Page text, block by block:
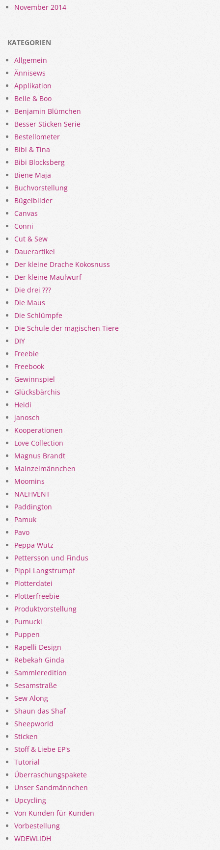
November 2014
KATEGORIEN
Allgemein
Ännisews
Applikation
Belle & Boo
Benjamin Blümchen
Besser Sticken Serie
Bestellometer
Bibi & Tina
Bibi Blocksberg
Biene Maja
Buchvorstellung
Bügelbilder
Canvas
Conni
Cut & Sew
Dauerartikel
Der kleine Drache Kokosnuss
Der kleine Maulwurf
Die drei ???
Die Maus
Die Schlümpfe
Die Schule der magischen Tiere
DIY
Freebie
Freebook
Gewinnspiel
Glücksbärchis
Heidi
janosch
Kooperationen
Love Collection
Magnus Brandt
Mainzelmännchen
Moomins
NAEHVENT
Paddington
Pamuk
Pavo
Peppa Wutz
Pettersson und Findus
Pippi Langstrumpf
Plotterdatei
Plotterfreebie
Produktvorstellung
Pumuckl
Puppen
Rapelli Design
Rebekah Ginda
Sammleredition
Sesamstraße
Sew Along
Shaun das Shaf
Sheepworld
Sticken
Stoff & Liebe EP's
Tutorial
Überraschungspakete
Unser Sandmännchen
Upcycling
Von Kunden für Kunden
Vorbestellung
WDEWLIDH